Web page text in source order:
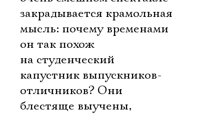
закрадывается крамольная
мысль: почему временами
он так похож
на студенческий
капустник выпускников-
отличников? Они
блестяще выучены,